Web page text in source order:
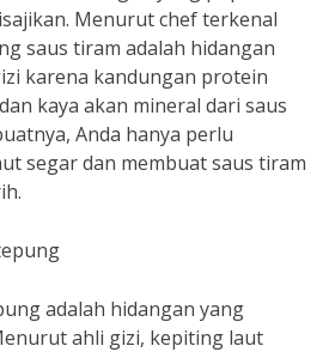
Menurut chef terkenal
saus tiram adalah hidangan
karena kandungan protein
kaya akan mineral dari saus
Anda hanya perlu
segar dan membuat saus tiram
adalah hidangan yang
ahli gizi, kepiting laut